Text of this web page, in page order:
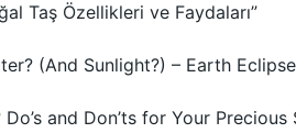
Taş Özellikleri ve Faydaları”
(And Sunlight?) – Earth
and Don’ts for Your Precious